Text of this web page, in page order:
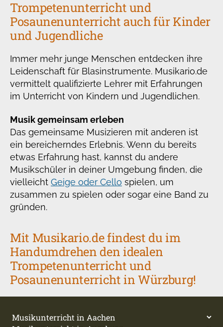
Trompetenunterricht und
Posaunenunterricht auch für Kinder
und Jugendliche
Immer mehr junge Menschen entdecken ihre
Leidenschaft für Blasinstrumente. Musikario.de
vermittelt qualifizierte Lehrer mit Erfahrungen
im Unterricht von Kindern und Jugendlichen.
Musik gemeinsam erleben
Das gemeinsame Musizieren mit anderen ist
ein bereicherndes Erlebnis. Wenn du bereits
etwas Erfahrung hast, kannst du andere
Musikschüler in deiner Umgebung finden, die
vielleicht Geige oder Cello spielen, um
zusammen zu spielen oder sogar eine Band zu
gründen.
Mit Musikario.de findest du im
Handumdrehen den idealen
Trompetenunterricht und
Posaunenunterricht in Würzburg!